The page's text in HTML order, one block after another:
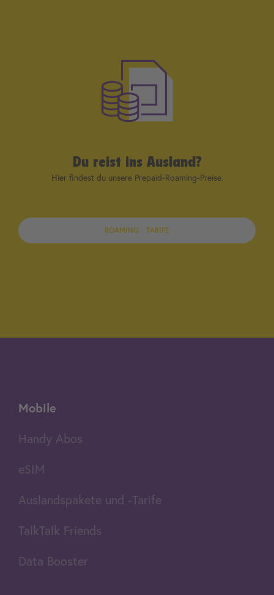
Du reist ins Ausland?
Hier findest du unsere Prepaid-Roaming-Preise.
ROAMING TARIFE
Mobile
Handy Abos
eSIM
Auslandspakete und -Tarife
TalkTalk Friends
Data Booster